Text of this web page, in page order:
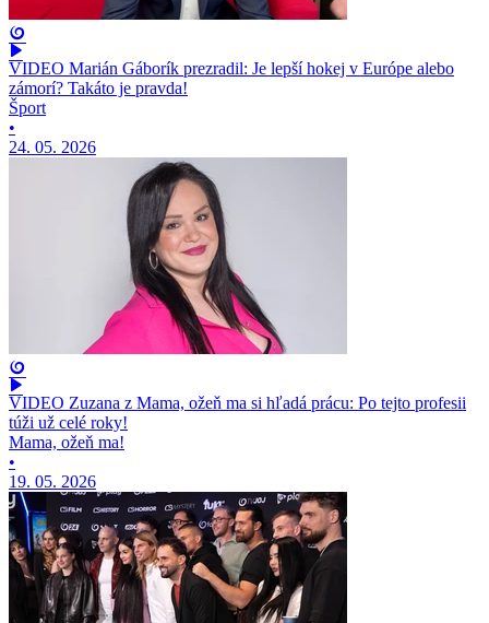
VIDEO Marián Gáborík prezradil: Je lepší hokej v Európe alebo
zámorí? Takáto je pravda!
Šport
•
24. 05. 2026
VIDEO Zuzana z Mama, ožeň ma si hľadá prácu: Po tejto profesii
túži už celé roky!
Mama, ožeň ma!
•
19. 05. 2026